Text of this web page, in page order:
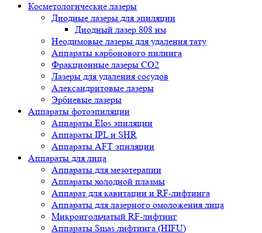
Косметологические лазеры
Диодные лазеры для эпиляции
Диодный лазер 808 нм
Неодимовые лазеры для удаления тату
Аппараты карбонового пилинга
Фракционные лазеры CO2
Лазеры для удаления сосудов
Александритовые лазеры
Эрбиевые лазеры
Аппараты фотоэпиляции
Аппараты Elos эпиляции
Аппараты IPL и SHR
Аппараты AFT эпиляции
Аппараты для лица
Аппараты для мезотерапии
Аппараты холодной плазмы
Аппарат для кавитации и RF-лифтинга
Аппараты для лазерного омоложения лица
Микроигольчатый RF-лифтинг
Аппараты Smas лифтинга (HIFU)